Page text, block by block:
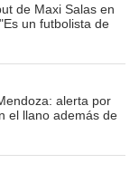
de Maxi Salas en
un futbolista de
alerta por
el llano además de